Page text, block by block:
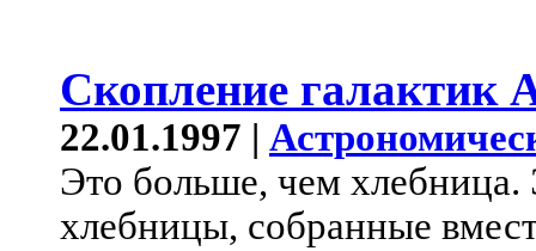
Скопление галактик
22.01.1997 |
Это больше, чем хлебница.
хлебницы, собранные